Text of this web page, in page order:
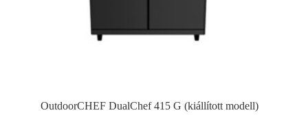
OutdoorCHEF DualChef 415 G (kiállított modell)